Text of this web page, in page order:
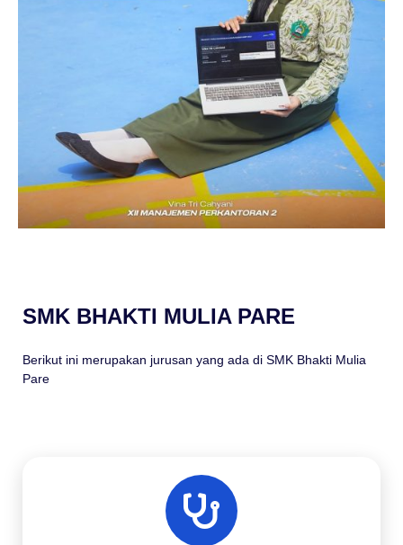
SMK BHAKTI MULIA PARE
Berikut ini merupakan jurusan yang ada di SMK Bhakti Mulia
Pare